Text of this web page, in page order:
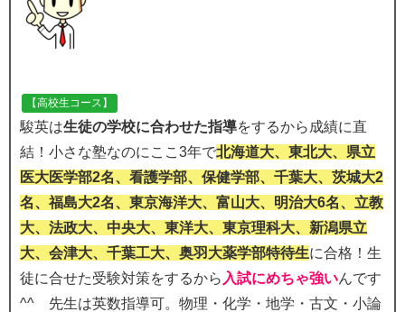
【高校生コース】
駿英は生徒の学校に合わせた指導をするから成績に直
結！小さな塾なのにここ3年で北海道大、東北大、県立
医大医学部2名、看護学部、保健学部、千葉大、茨城大2
名、福島大2名、東京海洋大、富山大、明治大6名、立教
大、法政大、中央大、東洋大、東京理科大、新潟県立
大、会津大、千葉工大、奥羽大薬学部特待生に合格！生
徒に合せた受験対策をするから 入試にめちゃ強いんです
^^ 先生は英数指導可。物理・化学・地学・古文・小論